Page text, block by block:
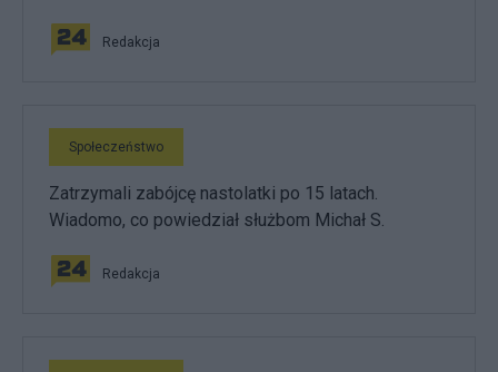
Redakcja
Społeczeństwo
Zatrzymali zabójcę nastolatki po 15 latach.
Wiadomo, co powiedział służbom Michał S.
Redakcja